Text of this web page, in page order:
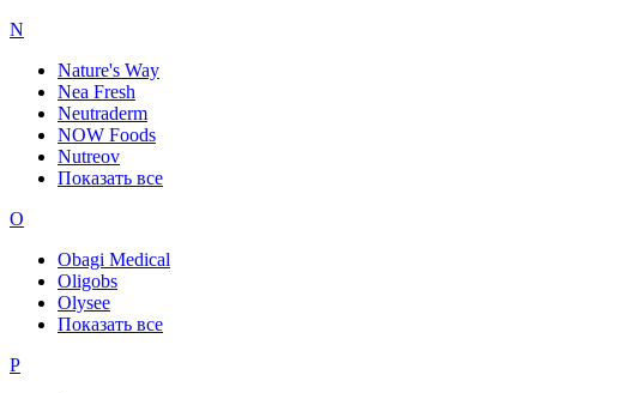
N
Nature's Way
Nea Fresh
Neutraderm
NOW Foods
Nutreov
Показать все
O
Obagi Medical
Oligobs
Olysee
Показать все
P